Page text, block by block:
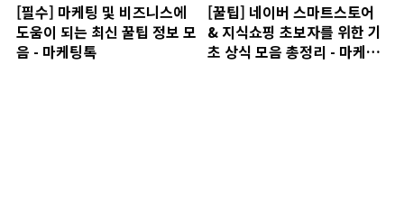
[필수] 마케팅 및 비즈니스에
도움이 되는 최신 꿀팁 정보 모
음 - 마케팅톡
[꿀팁] 네이버 스마트스토어
& 지식쇼핑 초보자를 위한 기
초 상식 모음 총정리 - 마케팅